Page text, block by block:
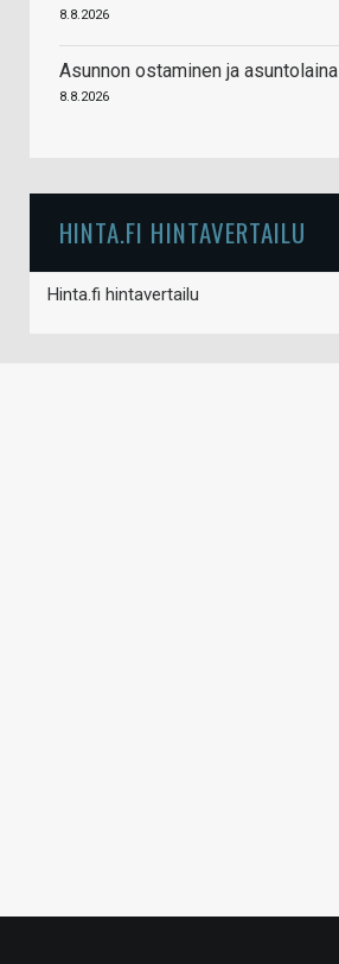
8.8.2026
Asunnon ostaminen ja asuntolaina
8.8.2026
HINTA.FI HINTAVERTAILU
Hinta.fi hintavertailu